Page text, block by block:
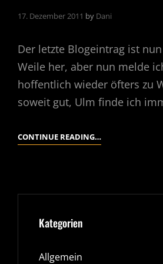
17. Dezember 2011 by Dani
Der letzte Blogeintrag ist
Weile her, aber nun melde
hoffentlich wieder öfters zu
soweit gut, Ulm finde ich
CONTINUE READING…LONG
Kategorien
Allgemein